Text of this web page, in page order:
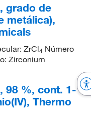
grado de
metálica),
ZrCl4 Número
Zirconium
98 %, cont. 1-
Thermo